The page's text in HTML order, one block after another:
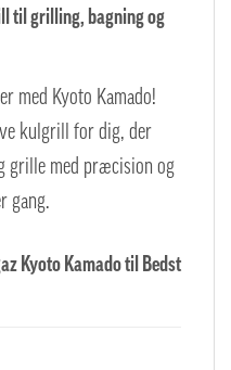
til grilling, bagning og
med Kyoto Kamado!
kulgrill for dig, der
grille med præcision og
gang.
Kyoto Kamado til Bedst